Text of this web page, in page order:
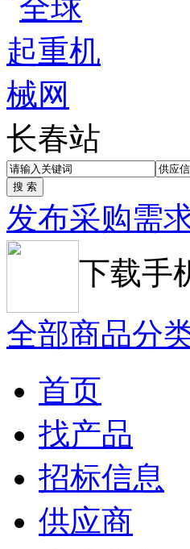
长春站
发布采购需
下载手
全部商品分
首页
找产品
招标信息
供应商